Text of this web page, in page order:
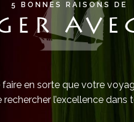
5 BONNES RAISONS DE
en sorte que votre
l’excellence dans